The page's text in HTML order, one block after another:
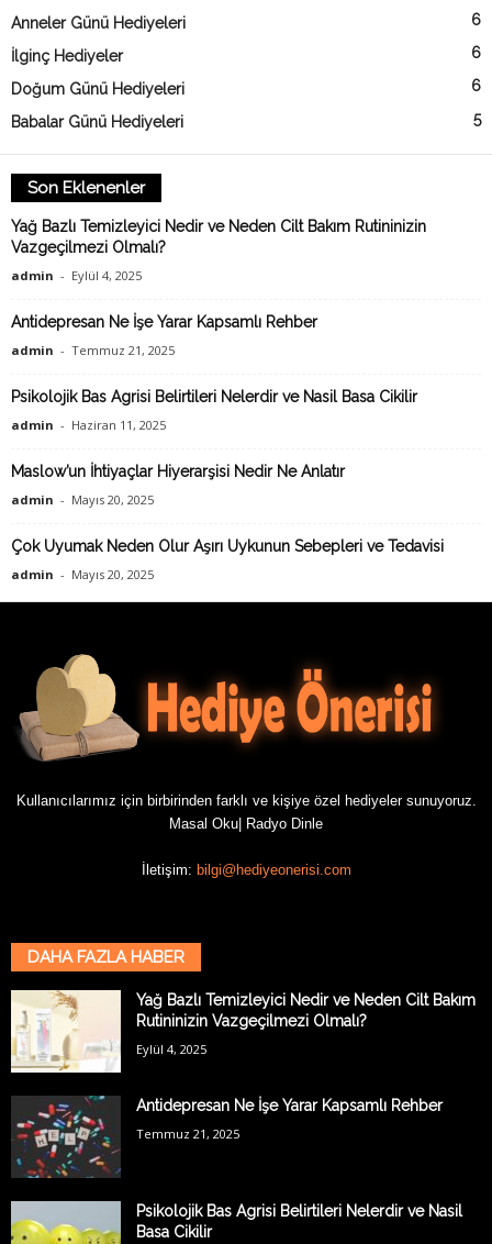
Anneler Günü Hediyeleri 6
İlginç Hediyeler 6
Doğum Günü Hediyeleri 6
Babalar Günü Hediyeleri 5
Son Eklenenler
Yağ Bazlı Temizleyici Nedir ve Neden Cilt Bakım Rutininizin
Vazgeçilmezi Olmalı?
admin - Eylül 4, 2025
Antidepresan Ne İşe Yarar Kapsamlı Rehber
admin - Temmuz 21, 2025
Psikolojik Bas Agrisi Belirtileri Nelerdir ve Nasil Basa Cikilir
admin - Haziran 11, 2025
Maslow’un İhtiyaçlar Hiyerarşisi Nedir Ne Anlatır
admin - Mayıs 20, 2025
Çok Uyumak Neden Olur Aşırı Uykunun Sebepleri ve Tedavisi
admin - Mayıs 20, 2025
Kullanıcılarımız için birbirinden farklı ve kişiye özel hediyeler sunuyoruz.
Masal Oku| Radyo Dinle
İletişim: bilgi@hediyeonerisi.com
DAHA FAZLA HABER
Yağ Bazlı Temizleyici Nedir ve Neden Cilt Bakım
Rutininizin Vazgeçilmezi Olmalı?
Eylül 4, 2025
Antidepresan Ne İşe Yarar Kapsamlı Rehber
Temmuz 21, 2025
Psikolojik Bas Agrisi Belirtileri Nelerdir ve Nasil
Basa Cikilir